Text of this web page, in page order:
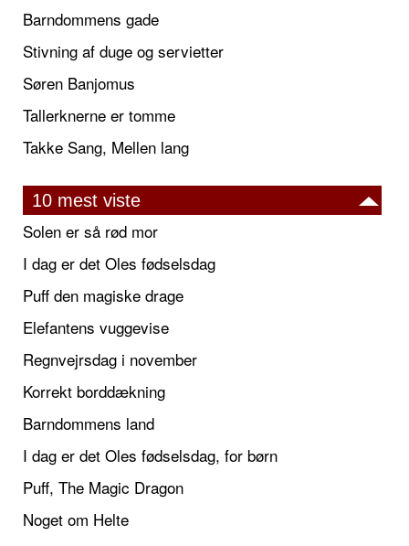
Barndommens gade
Stivning af duge og servietter
Søren Banjomus
Tallerknerne er tomme
Takke Sang, Mellen lang
10 mest viste
Solen er så rød mor
I dag er det Oles fødselsdag
Puff den magiske drage
Elefantens vuggevise
Regnvejrsdag i november
Korrekt borddækning
Barndommens land
I dag er det Oles fødselsdag, for børn
Puff, The Magic Dragon
Noget om Helte